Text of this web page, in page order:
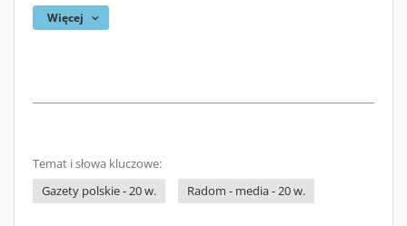
Więcej
Temat i słowa kluczowe:
Gazety polskie - 20 w.
Radom - media - 20 w.